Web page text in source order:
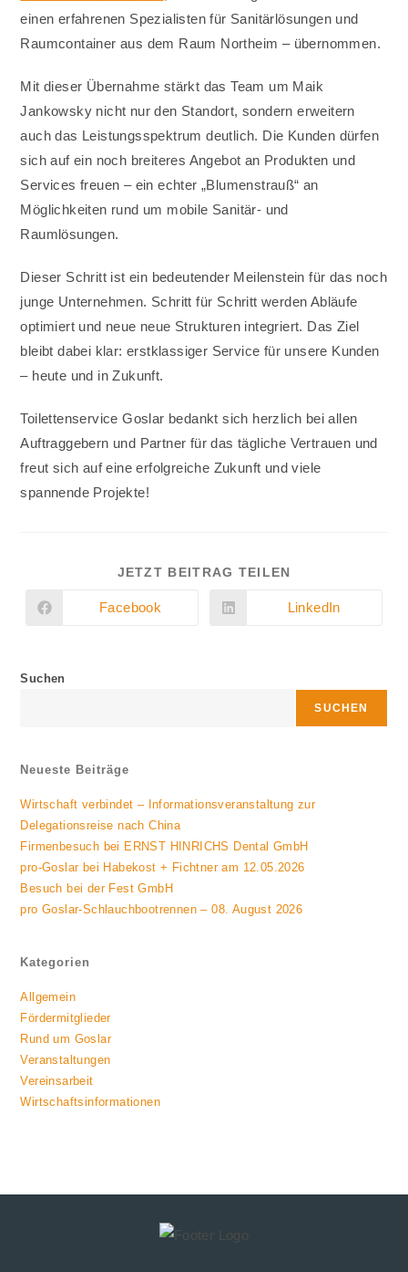
einen erfahrenen Spezialisten für Sanitärlösungen und
Raumcontainer aus dem Raum Northeim – übernommen.
Mit dieser Übernahme stärkt das Team um Maik
Jankowsky nicht nur den Standort, sondern erweitern
auch das Leistungsspektrum deutlich. Die Kunden dürfen
sich auf ein noch breiteres Angebot an Produkten und
Services freuen – ein echter „Blumenstrauß“ an
Möglichkeiten rund um mobile Sanitär- und
Raumlösungen.
Dieser Schritt ist ein bedeutender Meilenstein für das noch
junge Unternehmen. Schritt für Schritt werden Abläufe
optimiert und neue neue Strukturen integriert. Das Ziel
bleibt dabei klar: erstklassiger Service für unsere Kunden
– heute und in Zukunft.
Toilettenservice Goslar bedankt sich herzlich bei allen
Auftraggebern und Partner für das tägliche Vertrauen und
freut sich auf eine erfolgreiche Zukunft und viele
spannende Projekte!
JETZT BEITRAG TEILEN
Öffnet
Facebook
Öffnet
LinkedIn
Suchen
SUCHEN
Neueste Beiträge
Wirtschaft verbindet – Informationsveranstaltung zur
Delegationsreise nach China
Firmenbesuch bei ERNST HINRICHS Dental GmbH
pro-Goslar bei Habekost + Fichtner am 12.05.2026
Besuch bei der Fest GmbH
pro Goslar-Schlauchbootrennen – 08. August 2026
Kategorien
Allgemein
Fördermitglieder
Rund um Goslar
Veranstaltungen
Vereinsarbeit
Wirtschaftsinformationen